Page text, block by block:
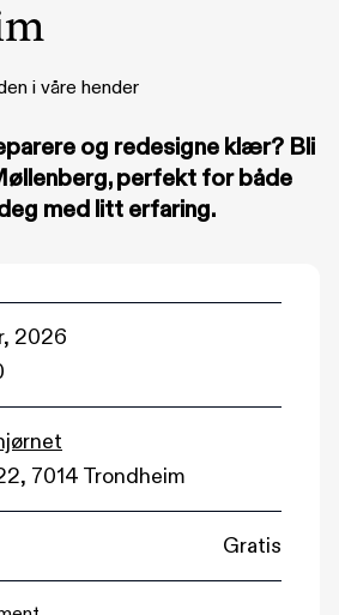
i våre hender
og redesigne klær? Bli
perfekt for både
med litt erfaring.
2026
7014 Trondheim
Gratis